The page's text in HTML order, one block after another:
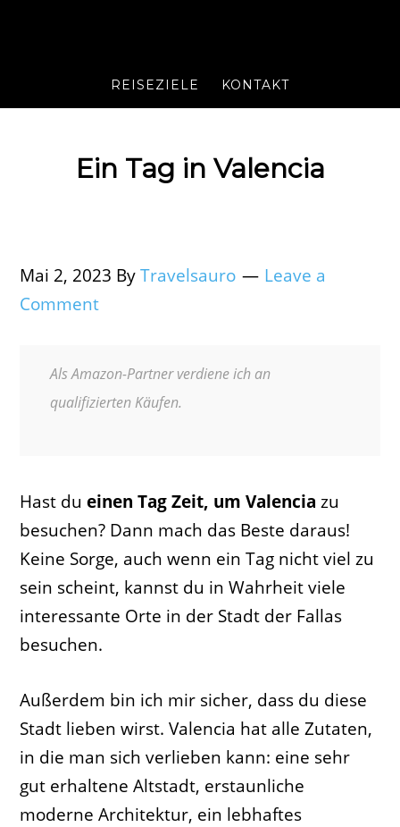
REISEZIELE KONTAKT
Ein Tag in Valencia
Mai 2, 2023 ByTravelsauro
Leave a
Comment
Als Amazon-Partner verdiene ich an
qualifizierten Käufen.
Hast dueinen Tag Zeit, um Valencia zu
besuchen? Dann mach das Beste daraus!
Keine Sorge, auch wenn ein Tag nicht viel zu
sein scheint, kannst du in Wahrheit viele
interessante Orte in der Stadt der Fallas
besuchen.
Außerdem bin ich mir sicher, dass du diese
Stadt lieben wirst. Valencia hat alle Zutaten,
in die man sich verlieben kann: eine sehr
gut erhaltene Altstadt, erstaunliche
moderne Architektur, ein lebhaftes